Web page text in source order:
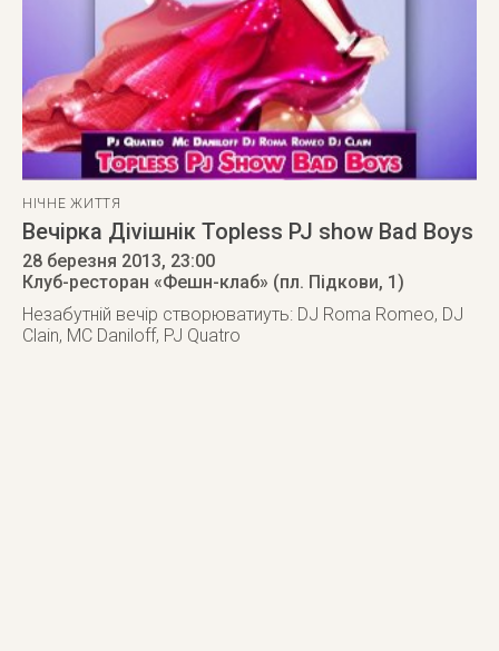
НІЧНЕ ЖИТТЯ
Вечірка Діvішнік Topless PJ show Bad Boys
28 березня 2013, 23:00
Клуб-ресторан «Фешн-клаб» (пл. Підкови, 1)
Незабутній вечір створюватиуть: DJ Roma Romeo, DJ
Clain, MC Daniloff, PJ Quatro